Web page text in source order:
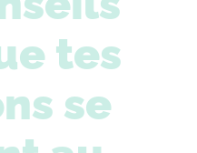
tes
se